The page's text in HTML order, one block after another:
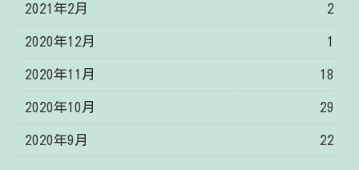
2021年2月 2
2020年12月 1
2020年11月 18
2020年10月 29
2020年9月 22